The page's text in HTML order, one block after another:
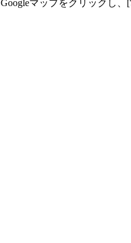
Googleマップをクリックし、